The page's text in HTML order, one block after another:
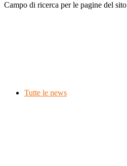
Campo di ricerca per le pagine del sito
Tutte le news